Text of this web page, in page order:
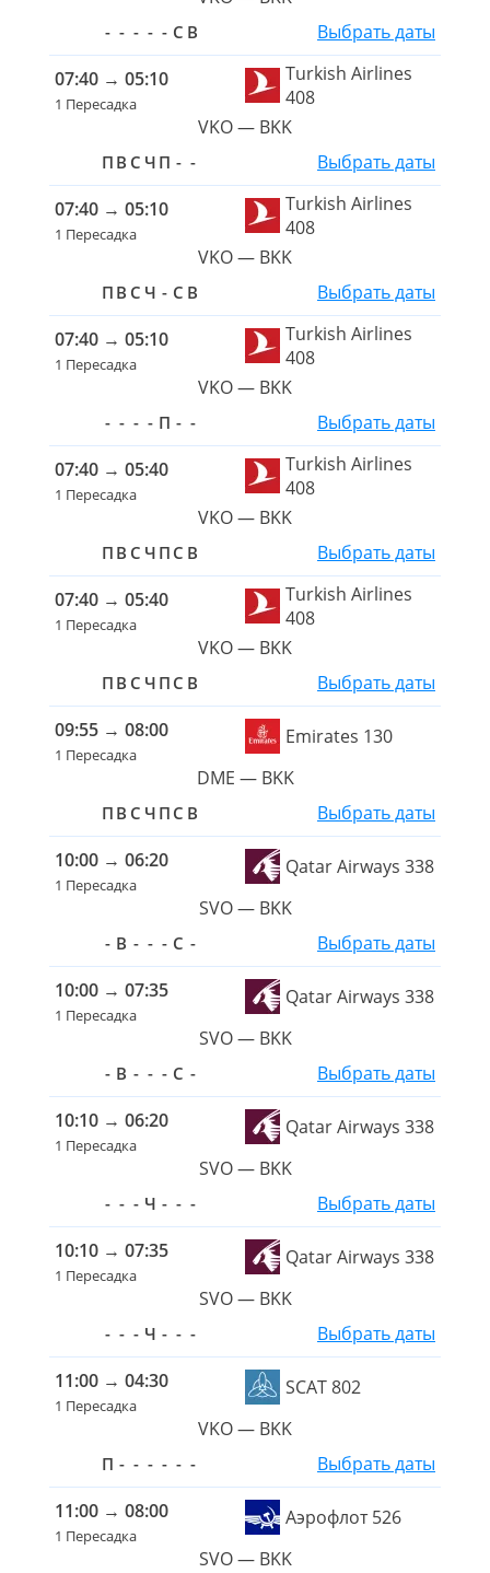
- - - - - С В
Выбрать даты
07:40 → 05:10
1 Пересадка
Turkish Airlines
408
VKO — BKK
П В С Ч П - -
Выбрать даты
07:40 → 05:10
1 Пересадка
Turkish Airlines
408
VKO — BKK
П В С Ч - С В
Выбрать даты
07:40 → 05:10
1 Пересадка
Turkish Airlines
408
VKO — BKK
- - - - П - -
Выбрать даты
07:40 → 05:40
1 Пересадка
Turkish Airlines
408
VKO — BKK
П В С Ч П С В
Выбрать даты
07:40 → 05:40
1 Пересадка
Turkish Airlines
408
VKO — BKK
П В С Ч П С В
Выбрать даты
09:55 → 08:00
1 Пересадка
Emirates 130
DME — BKK
П В С Ч П С В
Выбрать даты
10:00 → 06:20
1 Пересадка
Qatar Airways 338
SVO — BKK
- В - - - С -
Выбрать даты
10:00 → 07:35
1 Пересадка
Qatar Airways 338
SVO — BKK
- В - - - С -
Выбрать даты
10:10 → 06:20
1 Пересадка
Qatar Airways 338
SVO — BKK
- - - Ч - - -
Выбрать даты
10:10 → 07:35
1 Пересадка
Qatar Airways 338
SVO — BKK
- - - Ч - - -
Выбрать даты
11:00 → 04:30
1 Пересадка
SCAT 802
VKO — BKK
П - - - - - -
Выбрать даты
11:00 → 08:00
1 Пересадка
Аэрофлот 526
SVO — BKK